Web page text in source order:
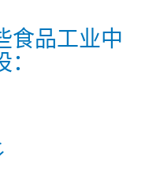
食品工业中